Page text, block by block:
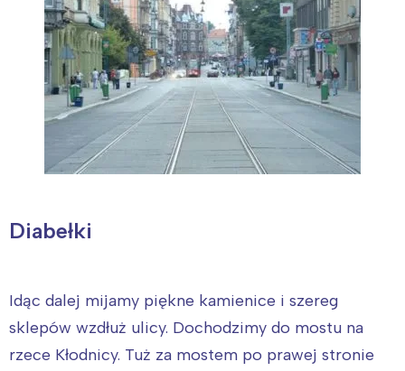
Diabełki
Idąc dalej mijamy piękne kamienice i szereg
sklepów wzdłuż ulicy. Dochodzimy do mostu na
rzece Kłodnicy. Tuż za mostem po prawej stronie